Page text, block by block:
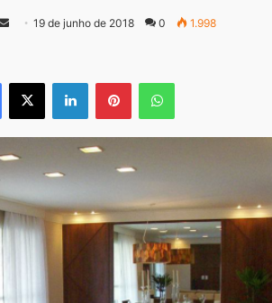
Mande
mail
19 de junho de 2018 0 1.998
Facebook
X LinkedinPinterestWhatsApp